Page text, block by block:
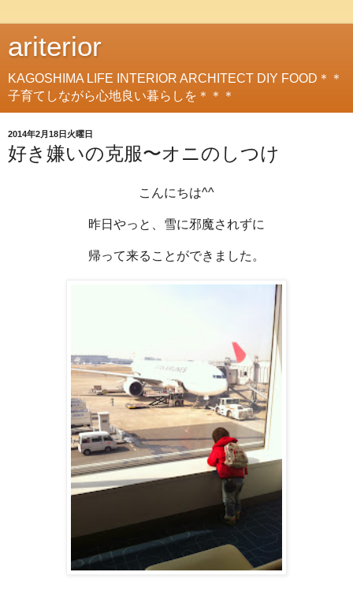
ariterior
KAGOSHIMA LIFE INTERIOR ARCHITECT DIY FOOD＊＊
子育てしながら心地良い暮らしを＊＊＊
2014年2月18日火曜日
好き嫌いの克服〜オニのしつけ
こんにちは^^
昨日やっと、雪に邪魔されずに
帰って来ることができました。